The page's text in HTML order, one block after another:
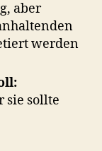
aber
werden
sie sollte